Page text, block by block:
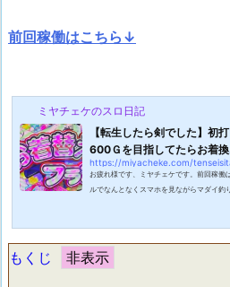
前回稼働はこちら↓
ミヤチェケのスロ日記
【転生したら剣でした】初
600Ｇを目指してたらお着
https://miyacheke.com/
お疲れ様です、ミヤチェケです。前回稼
ルでなんとなくスマホを見ながらマダイ釣
て完全に今がマダイチャンスだ！と思いつ
やって出張手当をルアーに化けさ...
もくじ